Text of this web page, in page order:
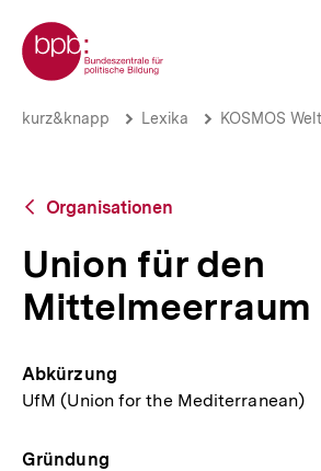
zum
Seiteninhalt
springen
Zur Startseite der bpb
Union
bpb.de
Brotkrümelnavigation
Pfadnavigation
kurz&knapp Lexika KOSMOS
Zurück
Übersicht
Organisationen
Union für den
Mittelmeerraum
Abkürzung
UfM (Union for the Mediterranean)
Gründung